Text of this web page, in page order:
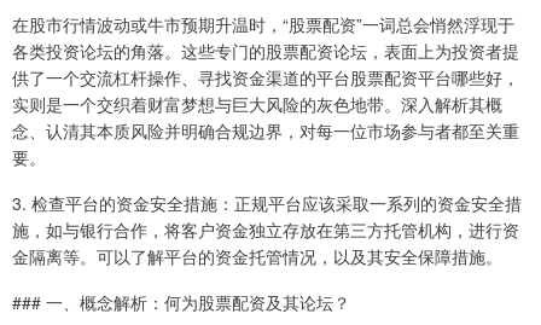
在股市行情波动或牛市预期升温时，“股票配资”一词总会悄然浮现于
各类投资论坛的角落。这些专门的股票配资论坛，表面上为投资者提
供了一个交流杠杆操作、寻找资金渠道的平台股票配资平台哪些好，
实则是一个交织着财富梦想与巨大风险的灰色地带。深入解析其概
念、认清其本质风险并明确合规边界，对每一位市场参与者都至关重
要。
3. 检查平台的资金安全措施：正规平台应该采取一系列的资金安全措
施，如与银行合作，将客户资金独立存放在第三方托管机构，进行资
金隔离等。可以了解平台的资金托管情况，以及其安全保障措施。
### 一、概念解析：何为股票配资及其论坛？